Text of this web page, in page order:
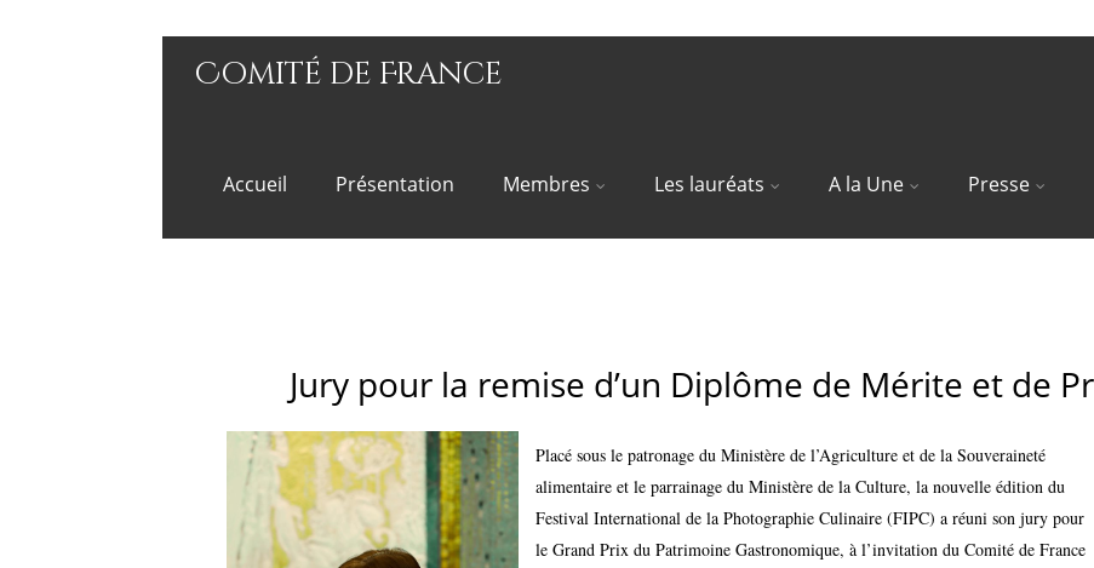
Comité de France
Accueil Présentation Membres Les lauréats A la Une Presse
Jury pour la remise d’un Diplôme de Mérite et de
Placé sous le patronage du Ministère de l’Agriculture et de la Souveraineté
alimentaire et le parrainage du Ministère de la Culture, la nouvelle édition du
Festival International de la Photographie Culinaire (FIPC) a réuni son jury pour
le Grand Prix du Patrimoine Gastronomique, à l’invitation du Comité de France